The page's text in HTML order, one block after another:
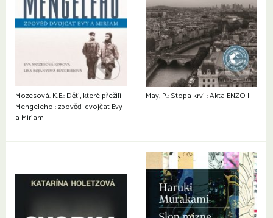
Mozesová. K.E.: Děti, které přežili
Mengeleho : zpověď dvojčat Evy
a Miriam
May, P.: Stopa krvi : Akta ENZO III